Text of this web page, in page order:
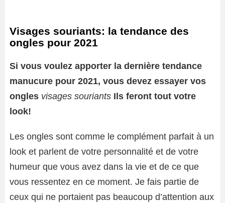
Visages souriants: la tendance des
ongles pour 2021
Si vous voulez apporter la dernière tendance
manucure pour 2021, vous devez essayer vos
ongles visages souriants Ils feront tout votre
look!
Les ongles sont comme le complément parfait à un
look et parlent de votre personnalité et de votre
humeur que vous avez dans la vie et de ce que
vous ressentez en ce moment. Je fais partie de
ceux qui ne portaient pas beaucoup d’attention aux